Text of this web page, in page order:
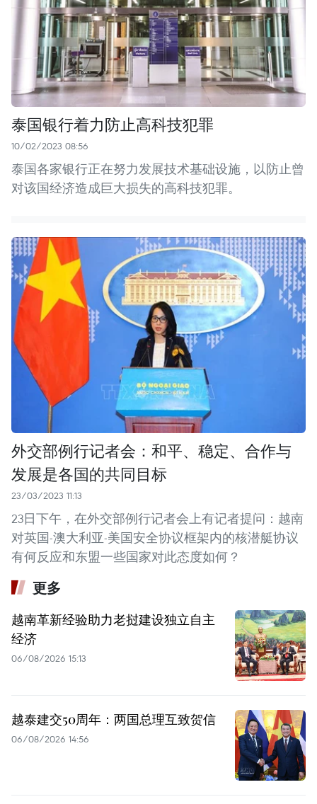
泰国银行着力防止高科技犯罪
10/02/2023 08:56
泰国各家银行正在努力发展技术基础设施，以防止曾
对该国经济造成巨大损失的高科技犯罪。
外交部例行记者会：和平、稳定、合作与
发展是各国的共同目标
23/03/2023 11:13
23日下午，在外交部例行记者会上有记者提问：越南
对英国-澳大利亚-美国安全协议框架内的核潜艇协议
有何反应和东盟一些国家对此态度如何？
更多
越南革新经验助力老挝建设独立自主
经济
06/08/2026 15:13
越泰建交50周年：两国总理互致贺信
06/08/2026 14:56